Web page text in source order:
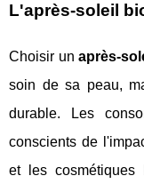
L'après-soleil
Choisir unaprès-
soin de sa peau,
durable. Les
conscients de
et les cosmétiques